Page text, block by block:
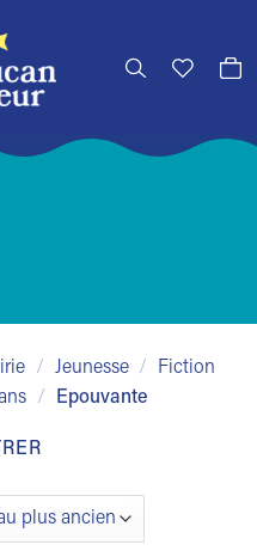
/ Jeunesse /
Fiction
/ Epouvante